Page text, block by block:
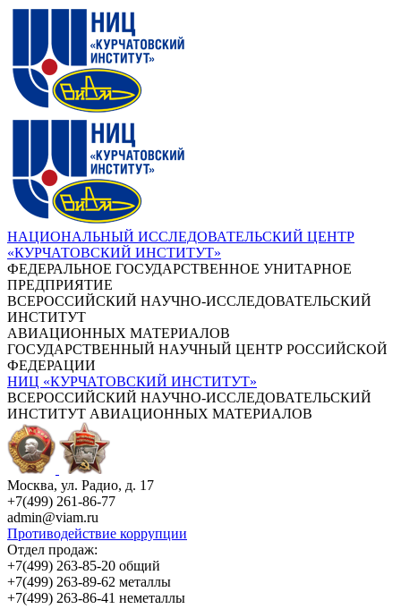
НАЦИОНАЛЬНЫЙ ИССЛЕДОВАТЕЛЬСКИЙ ЦЕНТР
«КУРЧАТОВСКИЙ ИНСТИТУТ»
ФЕДЕРАЛЬНОЕ ГОСУДАРСТВЕННОЕ УНИТАРНОЕ
ПРЕДПРИЯТИЕ
ВСЕРОССИЙСКИЙ НАУЧНО-ИССЛЕДОВАТЕЛЬСКИЙ
ИНСТИТУТ
АВИАЦИОННЫХ МАТЕРИАЛОВ
ГОСУДАРСТВЕННЫЙ НАУЧНЫЙ ЦЕНТР РОССИЙСКОЙ
ФЕДЕРАЦИИ
НИЦ «КУРЧАТОВСКИЙ ИНСТИТУТ»
ВСЕРОССИЙСКИЙ НАУЧНО-ИССЛЕДОВАТЕЛЬСКИЙ
ИНСТИТУТ АВИАЦИОННЫХ МАТЕРИАЛОВ
Москва, ул. Радио, д. 17
+7(499) 261-86-77
admin@viam.ru
Противодействие коррупции
Отдел продаж:
+7(499) 263-85-20 общий
+7(499) 263-89-62 металлы
+7(499) 263-86-41 неметаллы